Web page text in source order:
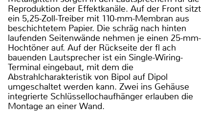
Reproduktion der Effektkanäle. Auf der Front sitzt
ein 5,25-Zoll-Treiber mit 110-mm-Membran aus
beschichtetem Papier. Die schräg nach hinten
laufenden Seitenwände nehmen je einen 25-mm-
Hochtöner auf. Auf der Rückseite der fl ach
bauenden Lautsprecher ist ein Single-Wiring-
Terminal eingebaut, mit dem die
Abstrahlcharakteristik von Bipol auf Dipol
umgeschaltet werden kann. Zwei ins Gehäuse
integrierte Schlüssellochaufhänger erlauben die
Montage an einer Wand.